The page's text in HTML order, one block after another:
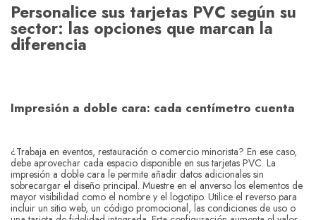
Personalice sus tarjetas PVC según su
sector: las opciones que marcan la
diferencia
Impresión a doble cara: cada centímetro cuenta
¿Trabaja en eventos, restauración o comercio minorista? En ese caso,
debe aprovechar cada espacio disponible en sus tarjetas PVC. La
impresión a doble cara le permite añadir datos adicionales sin
sobrecargar el diseño principal. Muestre en el anverso los elementos de
mayor visibilidad como el nombre y el logotipo. Utilice el reverso para
incluir un sitio web, un código promocional, las condiciones de uso o